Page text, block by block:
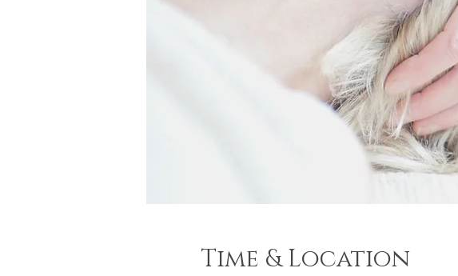
Time & Location